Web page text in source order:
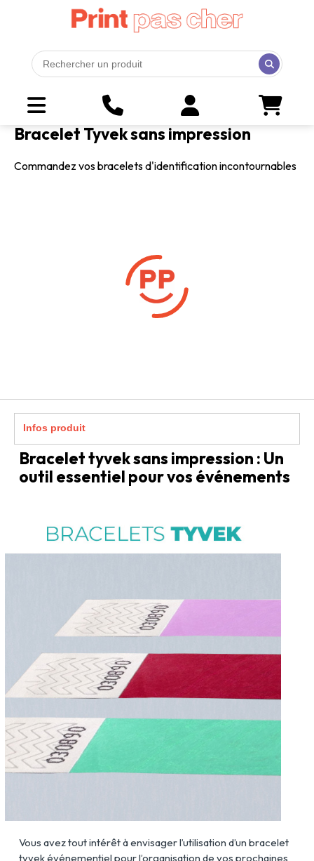
Bracelet Tyvek sans impression
Commandez vos bracelets d'identification incontournables
Infos produit
Bracelet tyvek sans impression : Un
outil essentiel pour vos événements
Vous avez tout intérêt à envisager l’utilisation d’un bracelet
tyvek événementiel pour l’organisation de vos prochaines